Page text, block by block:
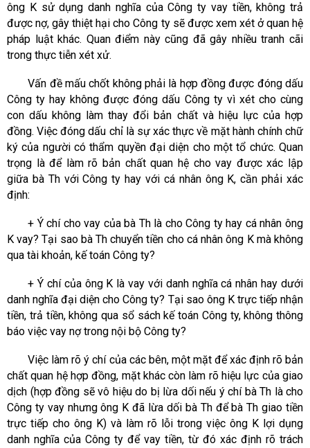
ông K sử dụng danh nghĩa của Công ty vay tiền, không trả
được nợ, gây thiệt hại cho Công ty sẽ được xem xét ở quan hệ
pháp luật khác. Quan điểm này cũng đã gây nhiều tranh cãi
trong thực tiễn xét xử.
Vấn đề mấu chốt không phải là hợp đồng được đóng dấu
Công ty hay không được đóng dấu Công ty vì xét cho cùng
con dấu không làm thay đổi bản chất và hiệu lực của hợp
đồng. Việc đóng dấu chỉ là sự xác thực về mặt hành chính chữ
ký của người có thẩm quyền đại diện cho một tổ chức. Quan
trọng là để làm rõ bản chất quan hệ cho vay được xác lập
giữa bà Th với Công ty hay với cá nhân ông K, cần phải xác
định:
+ Ý chí cho vay của bà Th là cho Công ty hay cá nhân ông
K vay? Tại sao bà Th chuyển tiền cho cá nhân ông K mà không
qua tài khoản, kế toán Công ty?
+ Ý chí của ông K là vay với danh nghĩa cá nhân hay dưới
danh nghĩa đại diện cho Công ty? Tại sao ông K trực tiếp nhận
tiền, trả tiền, không qua sổ sách kế toán Công ty, không thông
báo việc vay nợ trong nội bộ Công ty?
Việc làm rõ ý chí của các bên, một mặt để xác định rõ bản
chất quan hệ hợp đồng, mặt khác còn làm rõ hiệu lực của giao
dịch (hợp đồng sẽ vô hiệu do bị lừa dối nếu ý chí bà Th là cho
Công ty vay nhưng ông K đã lừa dối bà Th để bà Th giao tiền
trực tiếp cho ông K) và làm rõ lỗi trong việc ông K lợi dụng
danh nghĩa của Công ty để vay tiền, từ đó xác định rõ trách